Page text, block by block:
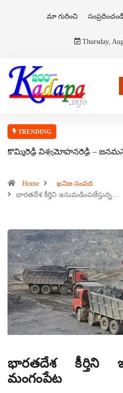
మా గురించి
Thursday,
TRENDING
కొమ్మిరెడ్డి విశ్వమోహనరెడ్డి –
Home
ఖనిజ సంపద
భారతదేశ కీర్తిని ఇనుమడింపజేస్తున్న…
భారతదేశ కీర్తిని
మంగంపేట